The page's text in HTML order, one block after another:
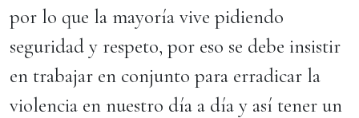
por lo que la mayoría vive pidiendo
seguridad y respeto, por eso se debe insistir
en trabajar en conjunto para erradicar la
violencia en nuestro día a día y así tener un